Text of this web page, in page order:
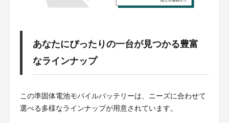
あなたにぴったりの一台が見つかる豊富
なラインナップ
この準固体電池モバイルバッテリーは、ニーズに合わせて
選べる多様なラインナップが用意されています。